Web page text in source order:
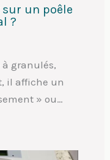
un poêle
?
à granulés,
il affiche un
» ou…